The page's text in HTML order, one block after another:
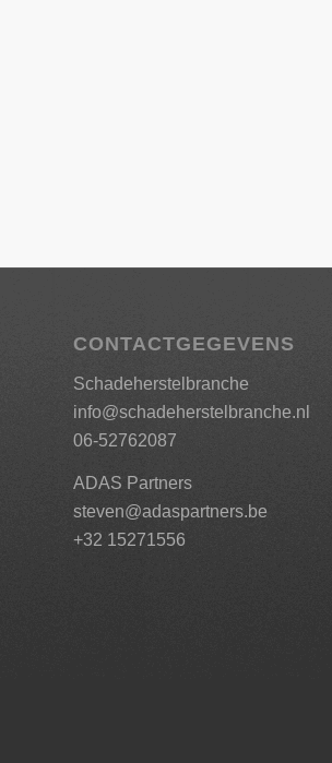
CONTACTGEGEVENS
Schadeherstelbranche
info@schadeherstelbranche.nl
06-52762087
ADAS Partners
steven@adaspartners.be
+32 15271556